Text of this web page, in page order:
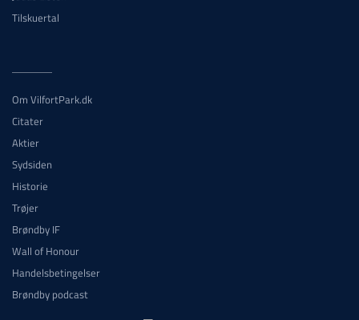
Tilskuertal
Om VilfortPark.dk
Citater
Aktier
Sydsiden
Historie
Trøjer
Brøndby IF
Wall of Honour
Handelsbetingelser
Brøndby podcast